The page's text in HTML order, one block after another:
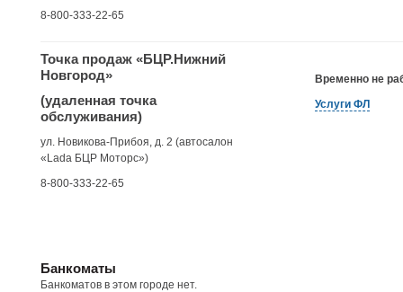
8-800-333-22-65
Точка продаж «БЦР.Нижний
Новгород»
(удаленная точка
обслуживания)
ул. Новикова-Прибоя, д. 2 (автосалон
«Lada БЦР Моторс»)
8-800-333-22-65
Временно не
Услуги ФЛ
Банкоматы
Банкоматов в этом городе нет.